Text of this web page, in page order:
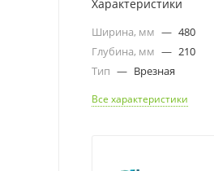
Характеристики
Ширина, мм — 480
Глубина, мм — 210
Тип — Врезная
Все характеристики